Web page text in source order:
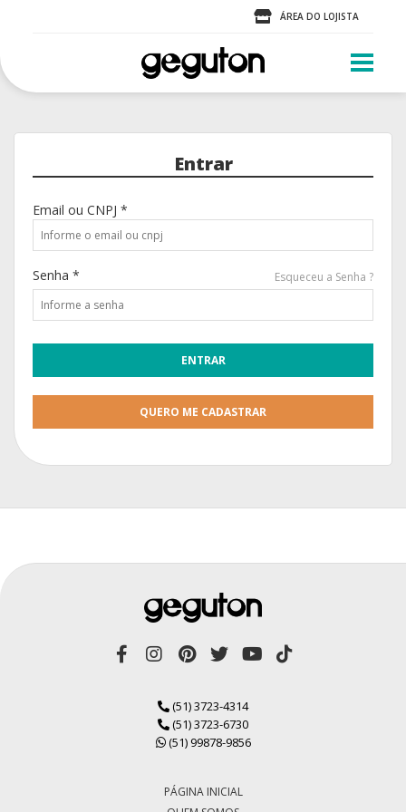
ÁREA DO LOJISTA
Entrar
Email ou CNPJ *
Senha * Esqueceu a Senha ?
QUERO ME CADASTRAR
(51) 3723-4314
(51) 3723-6730
(51) 99878-9856
PÁGINA INICIAL